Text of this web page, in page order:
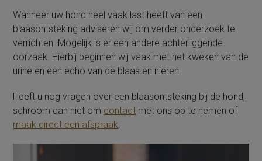
Wanneer uw hond heel vaak last heeft van een
blaasontsteking adviseren wij om verder onderzoek te
verrichten. Mogelijk is er een andere achterliggende
oorzaak. Hierbij beginnen wij vaak met het kweken van de
urine en een echo van de blaas en nieren.
Heeft u nog vragen over een blaasontsteking bij de hond,
schroom dan niet om contact met ons op te nemen of
maak direct een afspraak.